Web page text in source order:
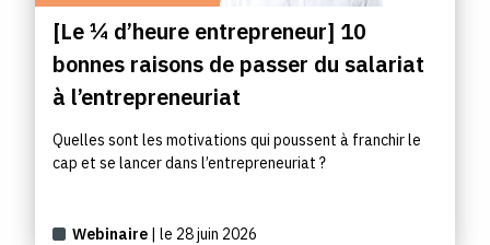
[Le ¼ d’heure entrepreneur] 10
bonnes raisons de passer du salariat
à l’entrepreneuriat
Quelles sont les motivations qui poussent à franchir le
cap et se lancer dans l’entrepreneuriat ?
Webinaire | le 28 juin 2026